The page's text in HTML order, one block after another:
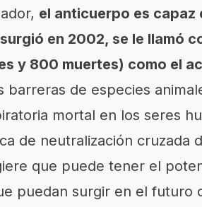
el anticuerpo es
en 2002, se le llamó
y 800 muertes) como el
barreras de especies
mortal en los seres
de neutralización cruzada
que puede tener el
puedan surgir en el futuro